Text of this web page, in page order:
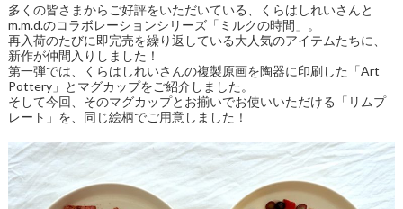
多くの皆さまからご好評をいただいている、くらはしれいさんと
m.m.d.のコラボレーションシリーズ「ミルクの時間」。
再入荷のたびに即完売を繰り返している大人気のアイテムたちに、
新作が仲間入りしました！
第一弾では、くらはしれいさんの複製原画を陶器に印刷した「Art
Pottery」とマグカップをご紹介しました。
そして今回、そのマグカップとお揃いでお使いいただける「リムプ
レート」を、同じ絵柄でご用意しました！